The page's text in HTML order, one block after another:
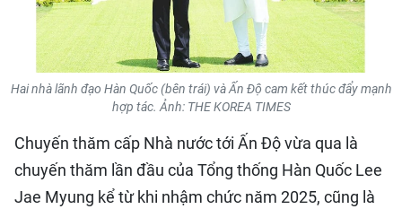
NHÂN DÂN ĐIỆN TỬ
NHÂN DÂN HẰNG THÁNG
NHÂN DÂN CUỐI TUẦN
Hai nhà lãnh đạo Hàn Quốc (bên trái) và Ấn Độ cam kết thúc đẩy mạnh
hợp tác. Ảnh: THE KOREA TIMES
Chuyến thăm cấp Nhà nước tới Ấn Độ vừa qua là
chuyến thăm lần đầu của Tổng thống Hàn Quốc Lee
Jae Myung kể từ khi nhậm chức năm 2025, cũng là